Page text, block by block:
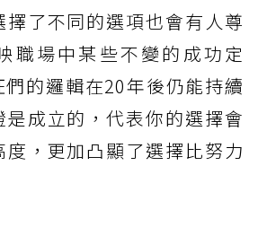
了不同的選項也會有人尊
職場中某些不變的成功定
的邏輯在20年後仍能持續
成立的，代表你的選擇會
，更加凸顯了選擇比努力